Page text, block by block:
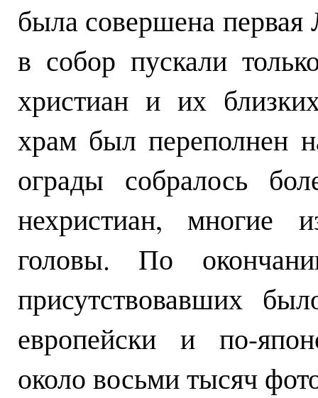
была совершена первая
в собор пускали
христиан и их
храм был переполнен
ограды собралось
нехристиан, многие
головы. По
присутствовавших
европейски и по-
около восьми тысяч